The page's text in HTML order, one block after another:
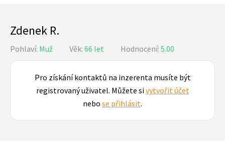
Zdenek R.
Pohlaví: Muž Věk: 66 let Hodnocení: 5.00
Pro získání kontaktů na inzerenta musíte být
registrovaný uživatel. Můžete sivytvořit účet
nebo se přihlásit.